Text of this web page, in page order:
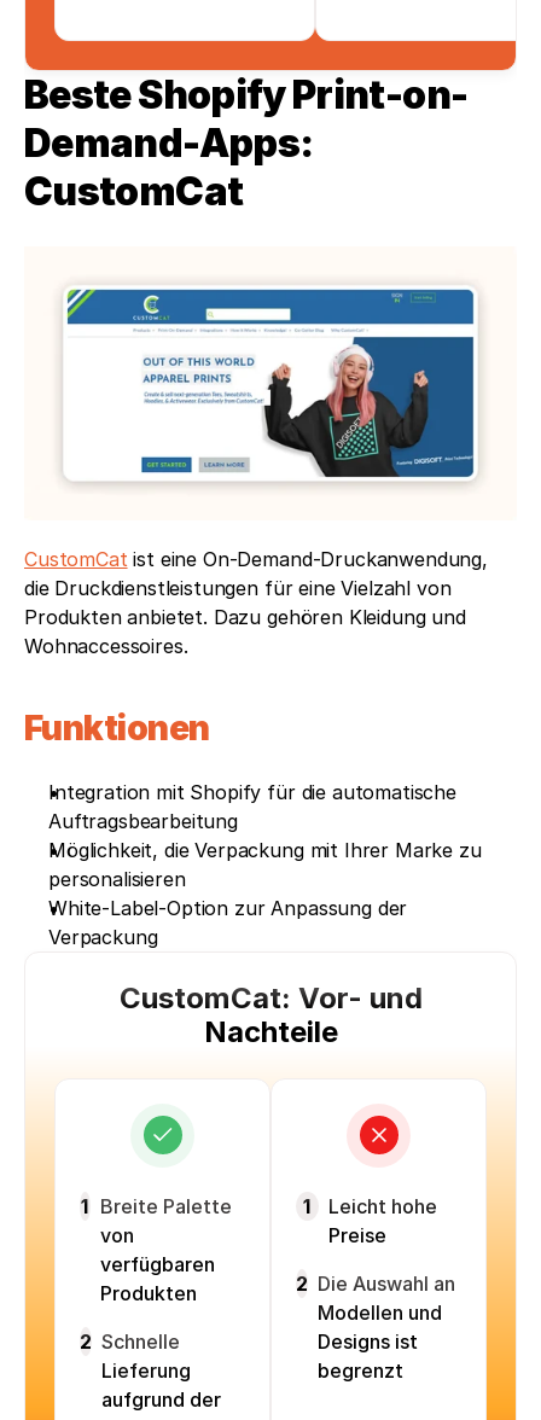
Beste Shopify Print-on-
Demand-Apps:
CustomCat
CustomCat ist eine On-Demand-Druckanwendung,
die Druckdienstleistungen für eine Vielzahl von
Produkten anbietet. Dazu gehören Kleidung und
Wohnaccessoires.
Funktionen
Integration mit Shopify für die automatische
Auftragsbearbeitung
Möglichkeit, die Verpackung mit Ihrer Marke zu
personalisieren
White-Label-Option zur Anpassung der
Verpackung
CustomCat: Vor- und
Nachteile
1 Breite Palette
von
verfügbaren
Produkten
2 Schnelle
Lieferung
aufgrund der
1
Leicht hohe
Preise
2 Die Auswahl an
Modellen und
Designs ist
begrenzt